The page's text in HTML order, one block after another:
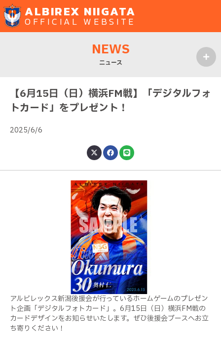
ALBIREX NIIGATA
OFFICIAL WEBSITE
NEWS
ニュース
【6月15日（日）横浜FM戦】「デジタルフォ
トカード」をプレゼント！
2025/6/6
アルビレックス新潟後援会が行っているホームゲームのプレゼン
ト企画「デジタルフォトカード」。6月15日（日）横浜FM戦の
カードデザインをお知らせいたします。ぜひ後援会ブースへお立
ち寄りください！